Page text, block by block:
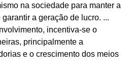
na sociedade para manter a
a geração de lucro. ...
incentiva-se o
principalmente a
e o crescimento dos meios